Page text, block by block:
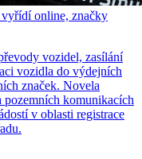
online, značky
vozidel, zasílání
vozidla do výdejních
značek. Novela
komunikacích
v oblasti registrace